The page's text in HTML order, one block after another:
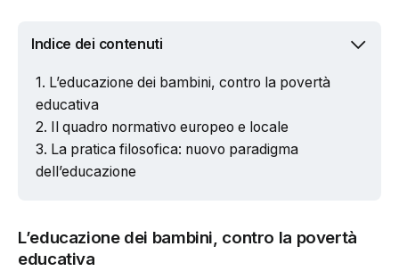
Indice dei contenuti
L’educazione dei bambini, contro la povertà
educativa
Il quadro normativo europeo e locale
La pratica filosofica: nuovo paradigma
dell’educazione
L’educazione dei bambini, contro la povertà
educativa